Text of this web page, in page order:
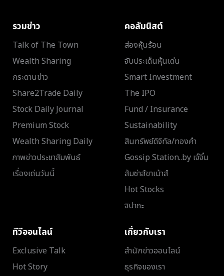
รวมข่าว
Talk of The Town
Wealth Sharing
กระดานข่าว
Share2Trade Daily
Stock Daily Journal
Premium Stock
Wealth Sharing Daily
ภาพข่าวประชาสัมพันธ์
เรื่องเด่นวันนี้
คอลัมนิสต์
ส่องหุ้นร้อน
จับประเด็นหุ้นเด่น
Smart Investment
The IPO
Fund / Insurance
Sustainability
สินทรัพย์ดิจิทัล/ทองคำ
Gossip Station..by เจ๊จิ๋ม
ส้มซ่าส์ขาเม้าส์
Hot Stocks
จิปาถะ
ทีวีออนไลน์
Exclusive Talk
Hot Story
เกี่ยวกับเรา
สำนักข่าวออนไลน์
ธุรกิจของเรา